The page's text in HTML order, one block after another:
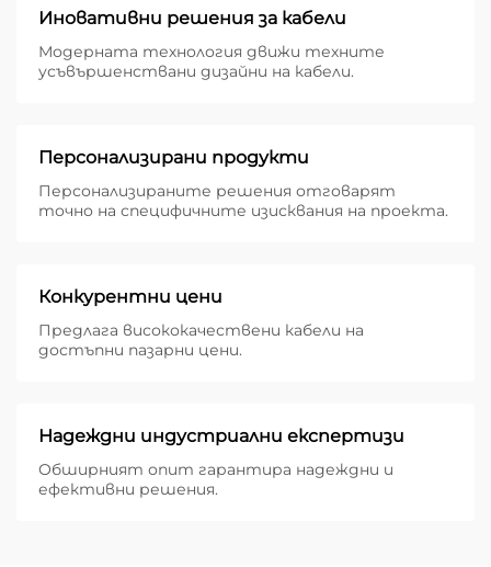
Иновативни решения за кабели
Модерната технология движи техните
усъвършенствани дизайни на кабели.
Персонализирани продукти
Персонализираните решения отговарят
точно на специфичните изисквания на проекта.
Конкурентни цени
Предлага висококачествени кабели на
достъпни пазарни цени.
Надеждни индустриални експертизи
Обширният опит гарантира надеждни и
ефективни решения.